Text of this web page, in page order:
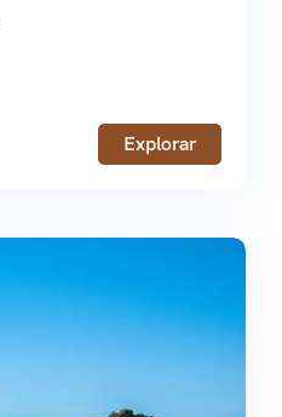
Explorar